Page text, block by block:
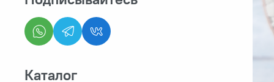
Каталог